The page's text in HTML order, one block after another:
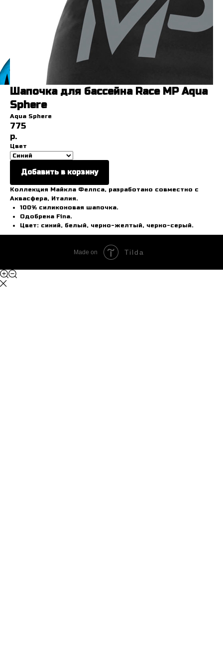
Шапочка для бассейна Race MP Aqua
Sphere
Aqua Sphere
775
р.
Цвет
Добавить в корзину
Коллекция Майкла Фелпса, разработано совместно с
Аквасфера, Италия.
100% силиконовая шапочка.
Одобрена Fina.
Цвет: синий, белый, черно-желтый, черно-серый.
Made on Tilda